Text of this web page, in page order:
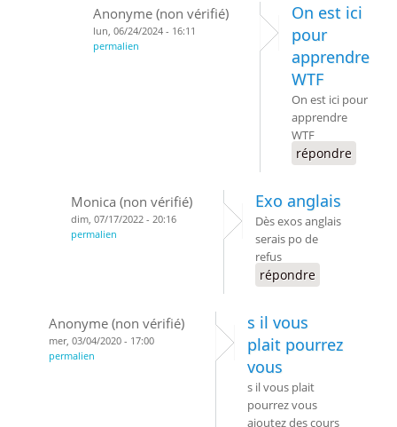
Anonyme (non vérifié)
lun, 06/24/2024 - 16:11
permalien
On est ici
pour
apprendre
WTF
On est ici pour
apprendre
WTF
répondre
Monica (non vérifié)
dim, 07/17/2022 - 20:16
permalien
Exo anglais
Dès exos anglais
serais po de
refus
répondre
Anonyme (non vérifié)
mer, 03/04/2020 - 17:00
permalien
s il vous
plait pourrez
vous
s il vous plait
pourrez vous
ajoutez des cours